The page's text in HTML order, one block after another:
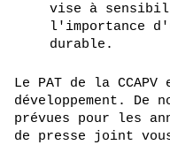
vise à
l'importance
durable.
Le PAT de la
développement. De
prévues pour les
de presse joint